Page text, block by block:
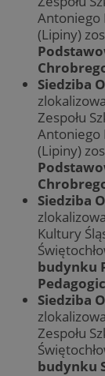
Antoniego
(Lipiny)
Siedziba
Zespołu
Antoniego
(Lipiny)
Siedziba
Kultury
budynku
Siedziba
Zespołu
budynku